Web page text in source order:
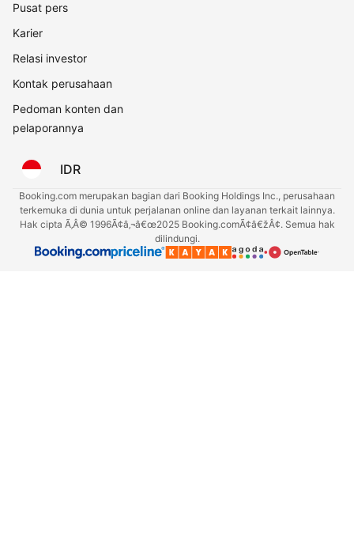
Pusat pers
Karier
Relasi investor
Kontak perusahaan
Pedoman konten dan
pelaporannya
IDR
Booking.com merupakan bagian dari Booking Holdings Inc., perusahaan
terkemuka di dunia untuk perjalanan online dan layanan terkait lainnya.
Hak cipta Ã‚Â© 1996Ã¢â‚¬â€œ2025 Booking.comÃ¢â€žÂ¢. Semua hak
dilindungi.